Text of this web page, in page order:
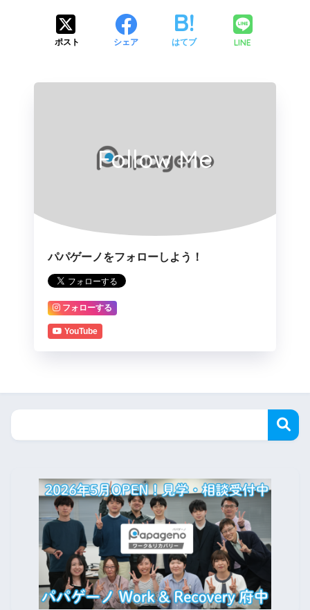
ポスト シェア はてブ LINE
Follow Me
パパゲーノをフォローしよう！
フォローする
YouTube